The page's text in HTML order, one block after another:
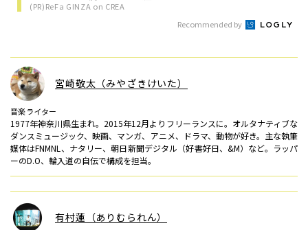
(PR)ReFa GINZA on CREA
Recommended by
宮崎敬太（みやざきけいた）
音楽ライター
1977年神奈川県生まれ。2015年12月よりフリーランスに。オルタナティブな
ダンスミュージック、映画、マンガ、アニメ、ドラマ、動物が好き。主な執筆
媒体はFNMNL、ナタリー、朝日新聞デジタル（好書好日、&M）など。ラッパ
ーのD.O、輪入道の自伝で構成を担当。
有村蓮（ありむられん）